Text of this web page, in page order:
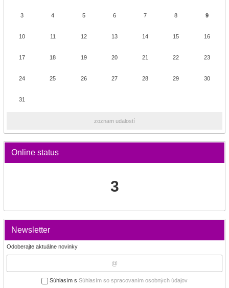
3 4 5 6 7 8 9
10 11 12 13 14 15 16
17 18 19 20 21 22 23
24 25 26 27 28 29 30
31
zoznam udalostí
Online status
3
Newsletter
Odoberajte aktuálne novinky
Súhlasím s Súhlasím so spracovaním osobných údajov